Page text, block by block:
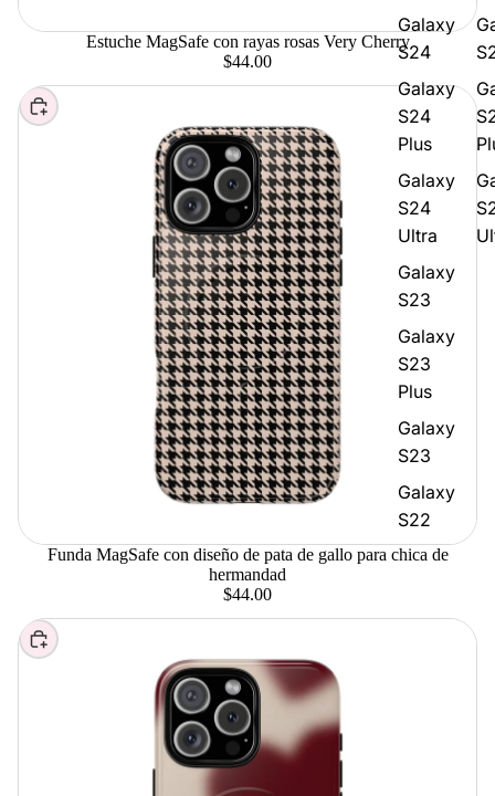
Galaxy
S24
Galaxy
S24
Plus
Galaxy
S24
Ultra
Galaxy
S23
Galaxy
S23
Plus
Galaxy
S23
Galaxy
S22
Estuche MagSafe con rayas rosas Very Cherry
$44.00
Elegir
Funda MagSafe con diseño de pata de gallo para chica de
hermandad
$44.00
Elegir